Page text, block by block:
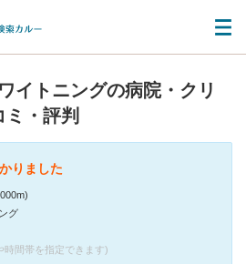
イトニングの病院・クリ
ミ・評判
りました
グ
時間帯を指定できます)